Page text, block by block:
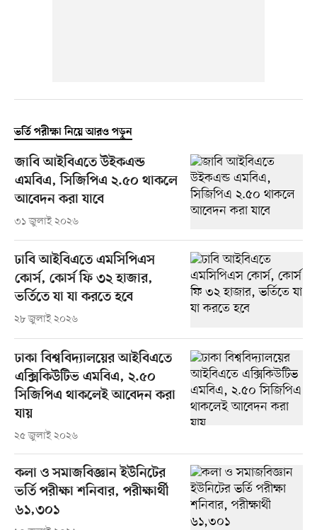
ভর্তি পরীক্ষা নিয়ে আরও পড়ুন
জাবি আইবিএতে উইকএন্ড
এমবিএ, সিজিপিএ ২.৫০ থাকলে
আবেদন করা যাবে
৩১ জুলাই ২০২৬
ঢাবি আইবিএতে এমসিপিএস
কোর্স, কোর্স ফি ৩২ হাজার,
ভর্তিতে যা যা করতে হবে
২৮ জুলাই ২০২৬
ঢাকা বিশ্ববিদ্যালয়ের আইবিএতে
এক্সিকিউটিভ এমবিএ, ২.৫০
সিজিপিএ থাকলেই আবেদন করা
যায়
২৫ জুলাই ২০২৬
কলা ও সমাজবিজ্ঞান ইউনিটের
ভর্তি পরীক্ষা শনিবার, পরীক্ষার্থী
৬১,৩০১